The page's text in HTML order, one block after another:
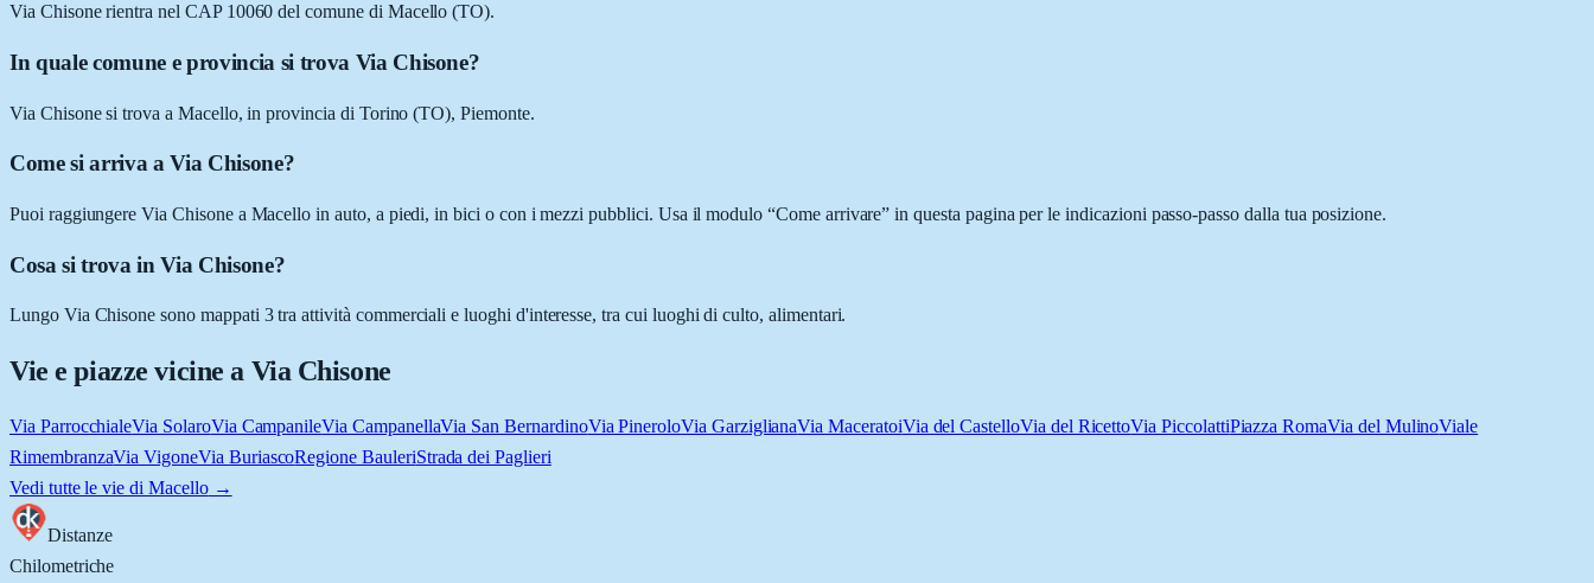
Via Chisone rientra nel CAP 10060 del comune di Macello (TO).
In quale comune e provincia si trova Via Chisone?
Via Chisone si trova a Macello, in provincia di Torino (TO), Piemonte.
Come si arriva a Via Chisone?
Puoi raggiungere Via Chisone a Macello in auto, a piedi, in bici o con i mezzi pubblici. Usa il modulo “Come arrivare” in questa pagina per le indicazioni passo-passo dalla tua posizione.
Cosa si trova in Via Chisone?
Lungo Via Chisone sono mappati 3 tra attività commerciali e luoghi d'interesse, tra cui luoghi di culto, alimentari.
Vie e piazze vicine a Via Chisone
Via ParrocchialeVia SolaroVia CampanileVia CampanellaVia San BernardinoVia PineroloVia GarziglianaVia MaceratoiVia del CastelloVia del RicettoVia PiccolattiPiazza RomaVia del MulinoViale
RimembranzaVia VigoneVia BuriascoRegione BauleriStrada dei Paglieri
Vedi tutte le vie di Macello→
Distanze
Chilometriche